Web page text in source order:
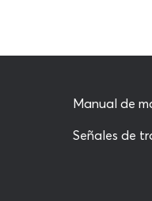
Manual de
Señales de